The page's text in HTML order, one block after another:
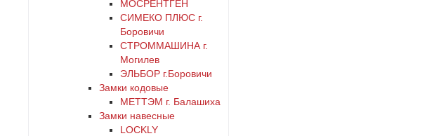
МОСРЕНТГЕН
СИМЕКО ПЛЮС г.
Боровичи
СТРОММАШИНА г.
Могилев
ЭЛЬБОР г.Боровичи
Замки кодовые
МЕТТЭМ г. Балашиха
Замки навесные
LOCKLY